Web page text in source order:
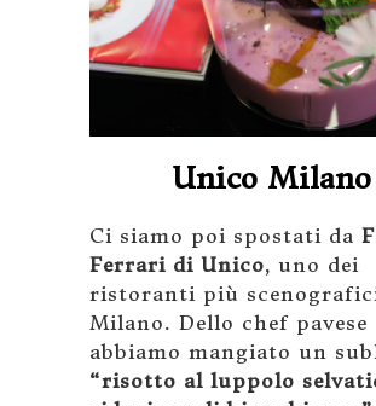
Unico Milano
Ci siamo poi spostati da
Ferrari di Unico, uno dei
ristoranti più
Milano. Dello chef pavese
abbiamo mangiato un
“risotto al luppolo